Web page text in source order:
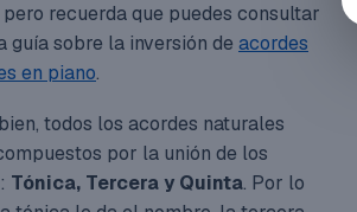
pero recuerda que puedes consultar
guía sobre la inversión de acordes
en piano.
todos los acordes naturales
por la unión de los
Tónica, Tercera y Quinta. Por lo